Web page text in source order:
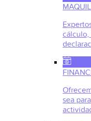
cálculo,
sea